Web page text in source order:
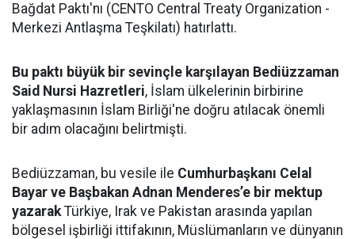
Bağdat Paktı'nı (CENTO Central Treaty Organization -
Merkezi Antlaşma Teşkilatı) hatırlattı.
Bu paktı büyük bir sevinçle karşılayan Bediüzzaman
Said Nursi Hazretleri, İslam ülkelerinin birbirine
yaklaşmasının İslam Birliği'ne doğru atılacak önemli
bir adım olacağını belirtmişti.
Bediüzzaman, bu vesile ile Cumhurbaşkanı Celal
Bayar ve Başbakan Adnan Menderes’e bir mektup
yazarakTürkiye, Irak ve Pakistan arasında yapılan
bölgesel işbirliği ittifakının, Müslümanların ve dünyanın